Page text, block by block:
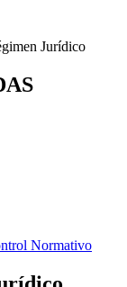
Jurídico
Normativo